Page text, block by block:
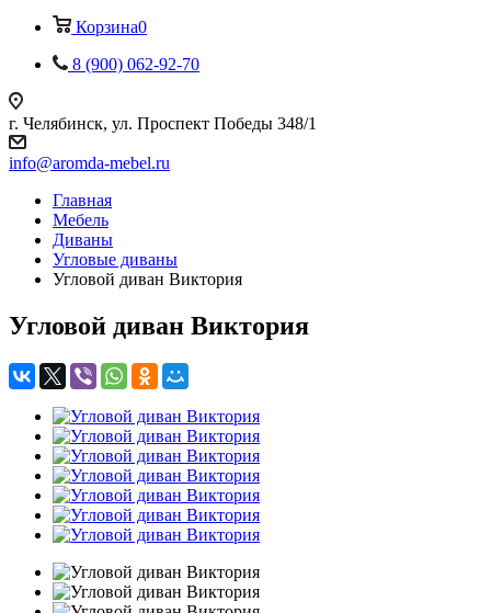
Корзина0
8 (900) 062-92-70
г. Челябинск, ул. Проспект Победы 348/1
info@aromda-mebel.ru
Главная
Мебель
Диваны
Угловые диваны
Угловой диван Виктория
Угловой диван Виктория